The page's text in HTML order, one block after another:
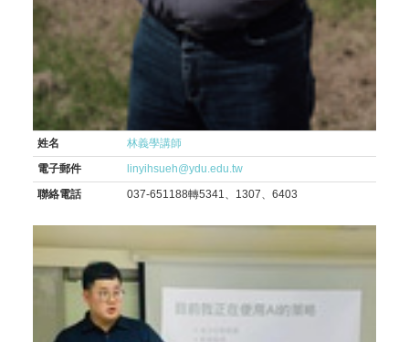
姓名
林義學講師
電子郵件
linyihsueh@ydu.edu.tw
聯絡電話
037-651188轉5341、1307、6403